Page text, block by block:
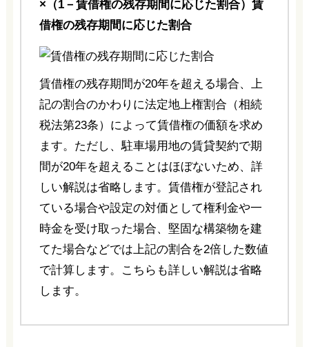
×（1－賃借権の残存期間に応じた割合） 賃
借権の残存期間に応じた割合
賃借権の残存期間が20年を超える場合、上
記の割合のかわりに法定地上権割合（相続
税法第23条）によって賃借権の価額を求め
ます。ただし、駐車場用地の賃貸契約で期
間が20年を超えることはほぼないため、詳
しい解説は省略します。賃借権が登記され
ている場合や設定の対価として権利金や一
時金を受け取った場合、堅固な構築物を建
てた場合などでは上記の割合を2倍した数値
で計算します。こちらも詳しい解説は省略
します。